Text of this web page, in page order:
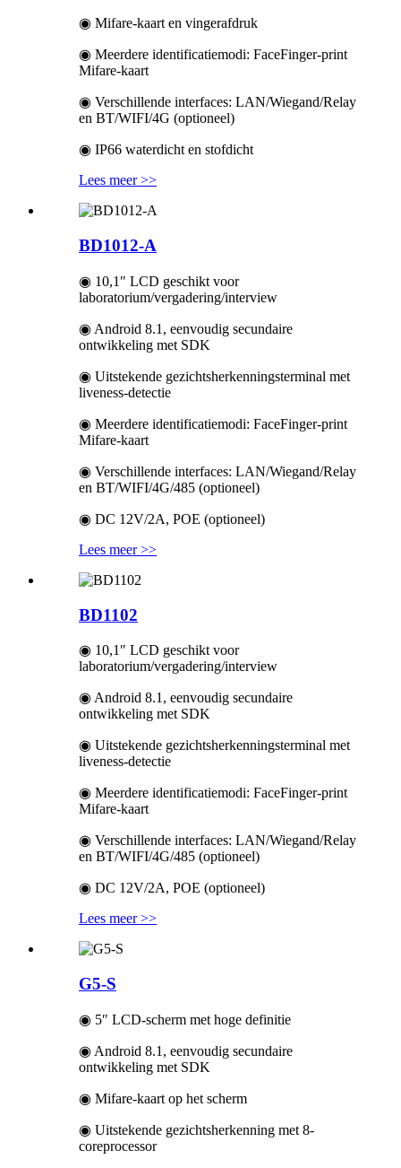
◉ Mifare-kaart en vingerafdruk
◉ Meerdere identificatiemodi: FaceFinger-print
Mifare-kaart
◉ Verschillende interfaces: LAN/Wiegand/Relay
en BT/WIFI/4G (optioneel)
◉ IP66 waterdicht en stofdicht
Lees meer >>
BD1012-A
◉ 10,1″ LCD geschikt voor
laboratorium/vergadering/interview
◉ Android 8.1, eenvoudig secundaire
ontwikkeling met SDK
◉ Uitstekende gezichtsherkenningsterminal met
liveness-detectie
◉ Meerdere identificatiemodi: FaceFinger-print
Mifare-kaart
◉ Verschillende interfaces: LAN/Wiegand/Relay
en BT/WIFI/4G/485 (optioneel)
◉ DC 12V/2A, POE (optioneel)
Lees meer >>
BD1102
◉ 10,1″ LCD geschikt voor
laboratorium/vergadering/interview
◉ Android 8.1, eenvoudig secundaire
ontwikkeling met SDK
◉ Uitstekende gezichtsherkenningsterminal met
liveness-detectie
◉ Meerdere identificatiemodi: FaceFinger-print
Mifare-kaart
◉ Verschillende interfaces: LAN/Wiegand/Relay
en BT/WIFI/4G/485 (optioneel)
◉ DC 12V/2A, POE (optioneel)
Lees meer >>
G5-S
◉ 5″ LCD-scherm met hoge definitie
◉ Android 8.1, eenvoudig secundaire
ontwikkeling met SDK
◉ Mifare-kaart op het scherm
◉ Uitstekende gezichtsherkenning met 8-
coreprocessor